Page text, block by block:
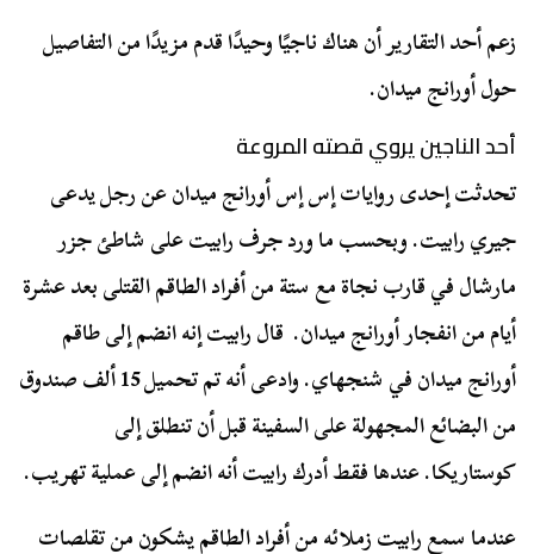
زعم أحد التقارير أن هناك ناجيًا وحيدًا قدم مزيدًا من التفاصيل
حول أورانج ميدان.
أحد الناجين يروي قصته المروعة
تحدثت إحدى روايات إس إس أورانج ميدان عن رجل يدعى
جيري رابيت. وبحسب ما ورد جرف رابيت على شاطئ جزر
مارشال في قارب نجاة مع ستة من أفراد الطاقم القتلى بعد عشرة
أيام من انفجار أورانج ميدان. قال رابيت إنه انضم إلى طاقم
أورانج ميدان في شنجهاي. وادعى أنه تم تحميل 15 ألف صندوق
من البضائع المجهولة على السفينة قبل أن تنطلق إلى
كوستاريكا. عندها فقط أدرك رابيت أنه انضم إلى عملية تهريب.
عندما سمع رابيت زملائه من أفراد الطاقم يشكون من تقلصات